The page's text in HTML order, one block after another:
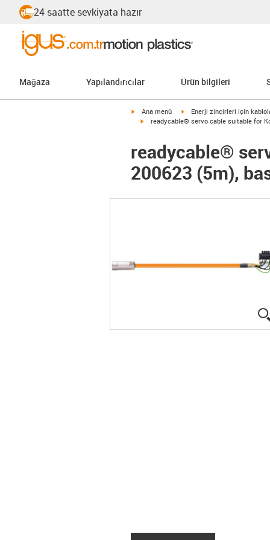
24 saatte sevkiyata hazır
Mağaza Yapılandırıcılar Ürün bilgileri
igus-icon-arrow-right
Ana menü igus-icon-arrow-right
Enerji zincirleri için
igus-icon-arrow-right
readycable® servo cable suitable for
readycable®
200623 (5m),